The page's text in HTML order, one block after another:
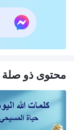
محتوى ذو صلة